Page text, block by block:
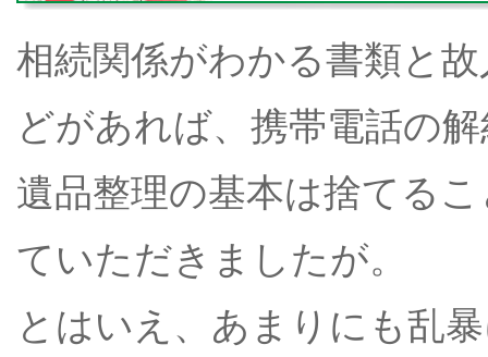
相続関係がわかる書類と
どがあれば、携帯電話の
遺品整理の基本は捨てる
ていただきましたが。
とはいえ、あまりにも乱